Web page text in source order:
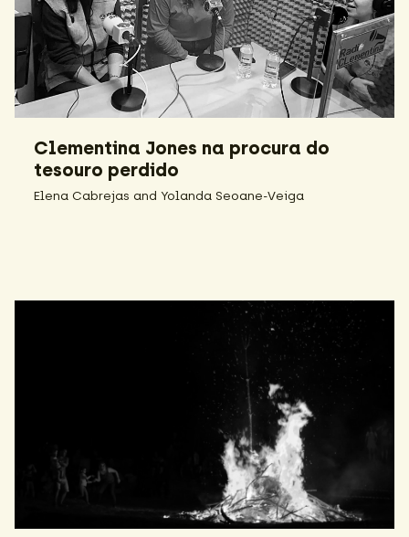
Clementina Jones na procura do
tesouro perdido
Elena Cabrejas and Yolanda Seoane-Veiga